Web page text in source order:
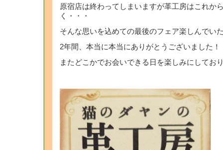
原宿店は終わってしまいますが革工房はこれか
く・・・
そんな思いを込めての最後のフェア楽しんでい
2年間、本当に本当にありがとうございました！
またどこかでお会いできる日を楽しみにしてお